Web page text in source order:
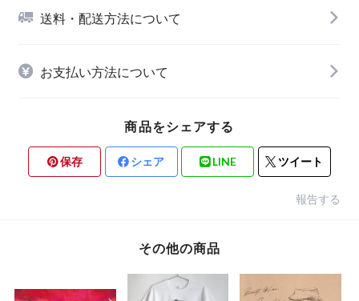
送料・配送方法について
お支払い方法について
商品をシェアする
保存 シェア LINE ツイート
報告する
その他の商品